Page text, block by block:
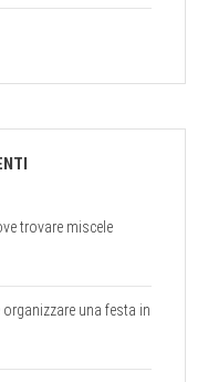
trovare miscele
una festa in